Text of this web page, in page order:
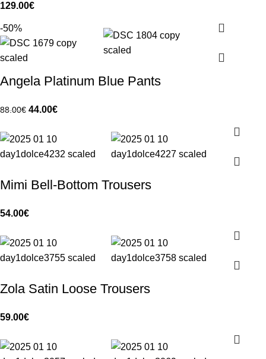
129.00€
-50%
Angela Platinum Blue Pants
88.00€ 44.00€
Mimi Bell-Bottom Trousers
54.00€
Zola Satin Loose Trousers
59.00€